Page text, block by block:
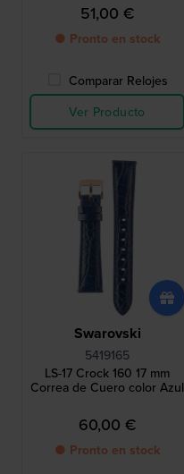
51,00 €
● Pronto en stock
Comparar Relojes
Ver Producto
Swarovski
5419165
LS-17 Crock 160 17 mm
Correa de Cuero color Azul
60,00 €
● Pronto en stock